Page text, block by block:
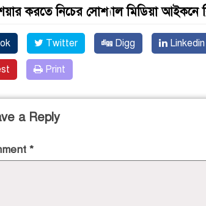
করতে নিচের সোশ্যাল মিডিয়া আইকনে
Twitter Digg Linkedin
Print
a Reply
*